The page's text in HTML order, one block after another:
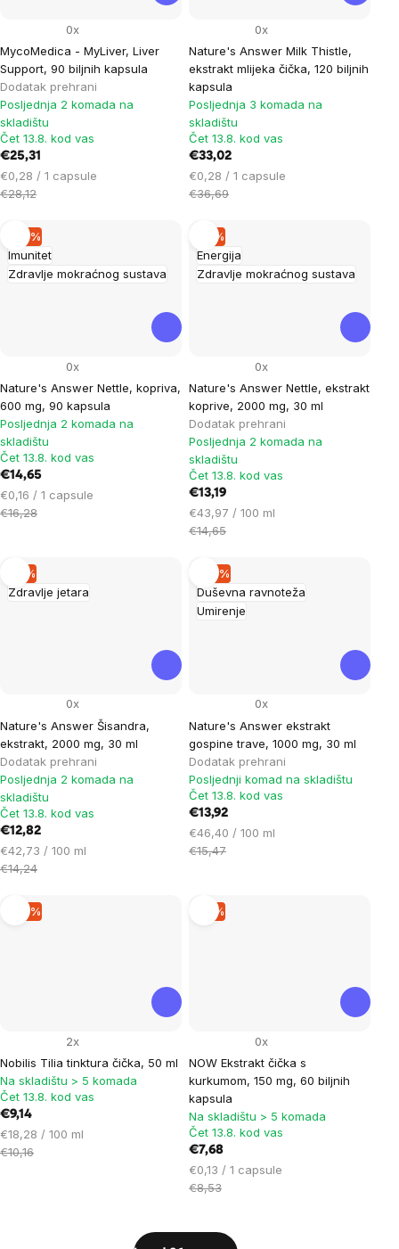
MycoMedica - MyLiver, Liver
Support, 90 biljnih kapsula
Dodatak prehrani
0x
Posljednja 2 komada na
skladištu
Čet 13.8. kod vas
€25,31
Cijena
mjere:
€0,28 / 1 capsule
€28,12
Nature's Answer Milk Thistle,
ekstrakt mlijeka čička, 120 biljnih
kapsula
0x
Posljednja 3 komada na
skladištu
Čet 13.8. kod vas
€33,02
Cijena
mjere:
€0,28 / 1 capsule
€36,69
Imunitet
Zdravlje mokraćnog sustava
–10 %
Nature's Answer Nettle, kopriva,
600 mg, 90 kapsula
0x
Posljednja 2 komada na
skladištu
Čet 13.8. kod vas
€14,65
Cijena
mjere:
€0,16 / 1 capsule
€16,28
Energija
Zdravlje mokraćnog sustava
–9 %
Nature's Answer Nettle, ekstrakt
koprive, 2000 mg, 30 ml
Dodatak prehrani
0x
Posljednja 2 komada na
skladištu
Čet 13.8. kod vas
€13,19
Cijena
mjere:
€43,97 / 100 ml
€14,65
Zdravlje jetara
–9 %
Nature's Answer Šisandra,
ekstrakt, 2000 mg, 30 ml
Dodatak prehrani
0x
Posljednja 2 komada na
skladištu
Čet 13.8. kod vas
€12,82
Cijena
mjere:
€42,73 / 100 ml
€14,24
Duševna ravnoteža
Umirenje
–10 %
Nature's Answer ekstrakt
gospine trave, 1000 mg, 30 ml
Dodatak prehrani
0x
Posljednji komad na skladištu
Čet 13.8. kod vas
€13,92
Cijena
mjere:
€46,40 / 100 ml
€15,47
–10 %
Nobilis Tilia tinktura čička, 50 ml
2x
Na skladištu > 5 komada
Čet 13.8. kod vas
€9,14
Cijena
mjere:
€18,28 / 100 ml
€10,16
–9 %
NOW Ekstrakt čička s
kurkumom, 150 mg, 60 biljnih
kapsula
0x
Na skladištu > 5 komada
Čet 13.8. kod vas
€7,68
Cijena
mjere:
€0,13 / 1 capsule
€8,53
Listing